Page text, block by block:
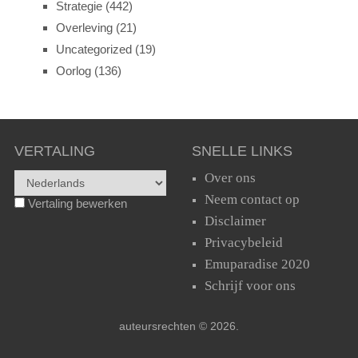
Strategie(442)
Overleving(21)
Uncategorized(19)
Oorlog(136)
VERTALING
Vertaling bewerken
SNELLE LINKS
Over ons
Neem contact op
Disclaimer
Privacybeleid
Emuparadise 2020
Schrijf voor ons
auteursrechten © 2026.